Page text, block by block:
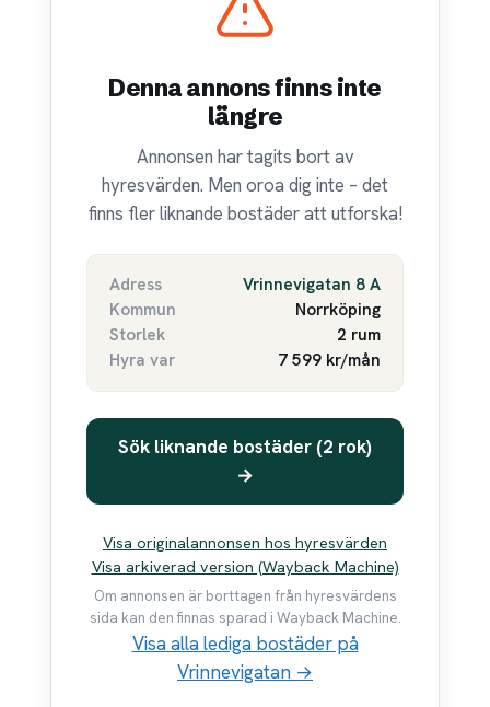
Denna annons finns inte
längre
Annonsen har tagits bort av
hyresvärden. Men oroa dig inte – det
finns fler liknande bostäder att utforska!
Adress
Vrinnevigatan 8 A
Kommun
Norrköping
Storlek
2 rum
Hyra var
7 599 kr/mån
Sök liknande bostäder (2 rok)
→
Visa originalannonsen hos hyresvärden
Visa arkiverad version (Wayback Machine)
Om annonsen är borttagen från hyresvärdens
sida kan den finnas sparad i Wayback Machine.
Visa alla lediga bostäder på
Vrinnevigatan →